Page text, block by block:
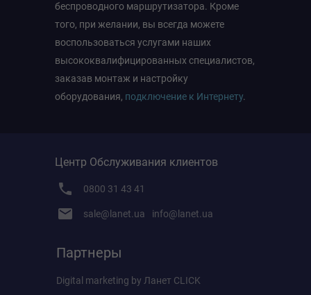
беспроводного маршрутизатора. Кроме
того, при желании, вы всегда можете
воспользоваться услугами наших
высококвалифицированных специалистов,
заказав монтаж и настройку
оборудования, подключение к Интернету.
Центр Обслуживания клиентов
0800 31 43 41
sale@lanet.ua info@lanet.ua
Партнеры
Digital marketing by Ланет CLICK